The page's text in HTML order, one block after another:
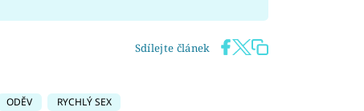
Sdílejte článek
ODĚV RYCHLÝ SEX